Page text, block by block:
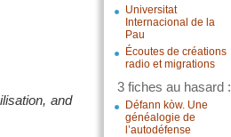
Universitat
Internacional de la
Pau
Écoutes de créations
radio et migrations
3 fiches au hasard :
Défann kòw. Une
généalogie de
l’autodéfense
and